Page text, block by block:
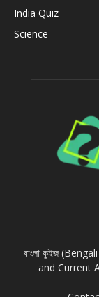
India Quiz
Science
বাংলা কুইজ
and Current